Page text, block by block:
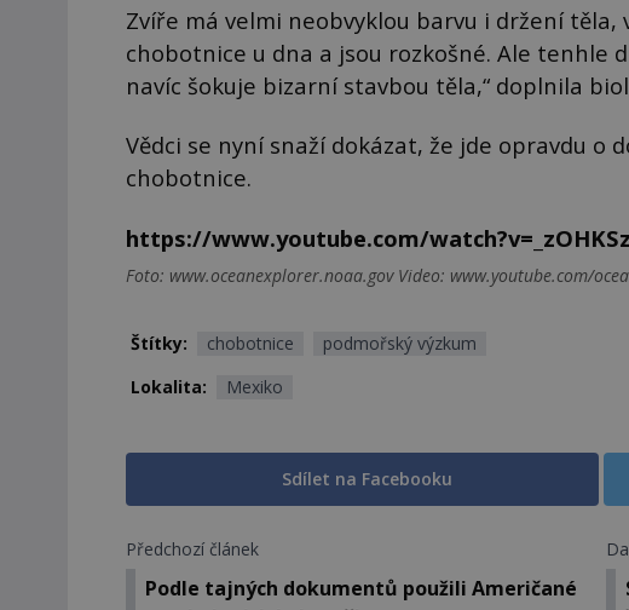
Zvíře má velmi neobvyklou barvu i držení těla,
chobotnice u dna a jsou rozkošné. Ale tenhle
navíc šokuje bizarní stavbou těla,“ doplnila
Vědci se nyní snaží dokázat, že jde opravdu o
chobotnice.
https://www.youtube.com/
Foto: www.oceanexplorer.noaa.gov Video: www.youtube.com/
Štítky: chobotnice
podmořský výzkum
Lokalita:
Mexiko
Sdílet na Facebooku
Předchozí článek
Podle tajných dokumentů použili Američané